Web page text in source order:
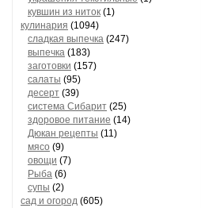
кувшин из ниток (1)
кулинария (1094)
сладкая выпечка (247)
выпечка (183)
заготовки (157)
салаты (95)
десерт (39)
система Сибарит (25)
здоровое питание (14)
Дюкан рецепты (11)
мясо (9)
овощи (7)
Рыба (6)
супы (2)
сад и огород (605)